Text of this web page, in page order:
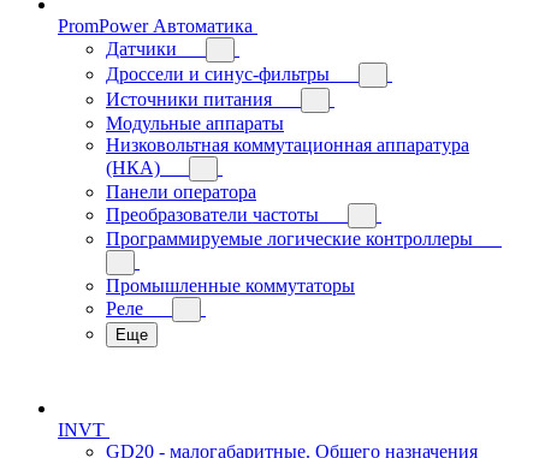
PromPower Автоматика
Датчики
Дроссели и синус-фильтры
Источники питания
Модульные аппараты
Низковольтная коммутационная аппаратура
(НКА)
Панели оператора
Преобразователи частоты
Программируемые логические контроллеры
Промышленные коммутаторы
Реле
Еще
INVT
GD20 - малогабаритные. Общего назначения